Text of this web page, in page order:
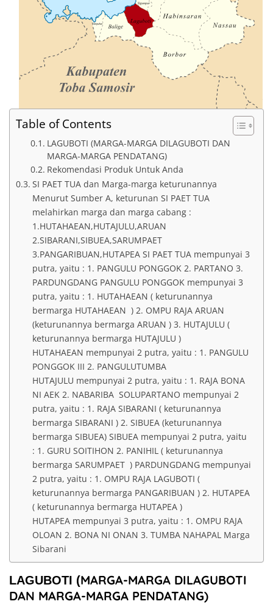
Table of Contents
LAGUBOTI (MARGA-MARGA DILAGUBOTI DAN
MARGA-MARGA PENDATANG)
Rekomendasi Produk Untuk Anda
SI PAET TUA dan Marga-marga keturunannya
Menurut Sumber A, keturunan SI PAET TUA
melahirkan marga dan marga cabang :
1.HUTAHAEAN,HUTAJULU,ARUAN
2.SIBARANI,SIBUEA,SARUMPAET
3.PANGARIBUAN,HUTAPEA SI PAET TUA mempunyai 3
putra, yaitu : 1. PANGULU PONGGOK 2. PARTANO 3.
PARDUNGDANG PANGULU PONGGOK mempunyai 3
putra, yaitu : 1. HUTAHAEAN ( keturunannya
bermarga HUTAHAEAN ) 2. OMPU RAJA ARUAN
(keturunannya bermarga ARUAN ) 3. HUTAJULU (
keturunannya bermarga HUTAJULU )
HUTAHAEAN mempunyai 2 putra, yaitu : 1. PANGULU
PONGGOK III 2. PANGULUTUMBA
HUTAJULU mempunyai 2 putra, yaitu : 1. RAJA BONA
NI AEK 2. NABARIBA SOLUPARTANO mempunyai 2
putra, yaitu : 1. RAJA SIBARANI ( keturunannya
bermarga SIBARANI ) 2. SIBUEA (keturunannya
bermarga SIBUEA) SIBUEA mempunyai 2 putra, yaitu
: 1. GURU SOITIHON 2. PANIHIL ( keturunannya
bermarga SARUMPAET ) PARDUNGDANG mempunyai
2 putra, yaitu : 1. OMPU RAJA LAGUBOTI (
keturunannya bermarga PANGARIBUAN ) 2. HUTAPEA
( keturunannya bermarga HUTAPEA )
HUTAPEA mempunyai 3 putra, yaitu : 1. OMPU RAJA
OLOAN 2. BONA NI ONAN 3. TUMBA NAHAPAL Marga
Sibarani
LAGUBOTI (MARGA-MARGA DILAGUBOTI
DAN MARGA-MARGA PENDATANG)